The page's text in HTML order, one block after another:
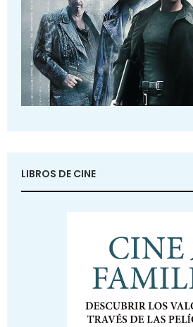
LIBROS DE CINE